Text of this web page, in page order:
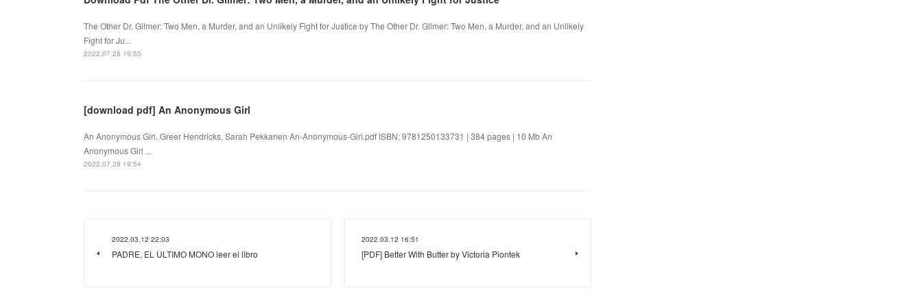
The Other Dr. Gilmer: Two Men, a Murder, and an Unlikely Fight for Justice by The Other Dr. Gilmer: Two Men, a Murder, and an Unlikely
Fight for Ju...
2022.07.28 19:55
[download pdf] An Anonymous Girl
An Anonymous Girl. Greer Hendricks, Sarah Pekkanen An-Anonymous-Girl.pdf ISBN: 9781250133731 | 384 pages | 10 Mb An
Anonymous Girl ...
2022.07.28 19:54
2022.03.12 22:03
PADRE, EL ULTIMO MONO leer el libro
2022.03.12 16:51
[PDF] Better With Butter by Victoria Piontek